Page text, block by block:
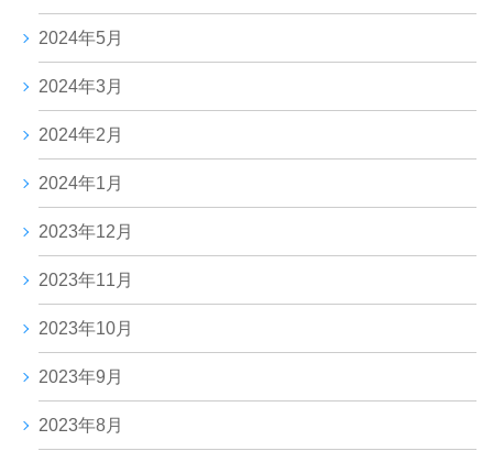
2024年5月
2024年3月
2024年2月
2024年1月
2023年12月
2023年11月
2023年10月
2023年9月
2023年8月